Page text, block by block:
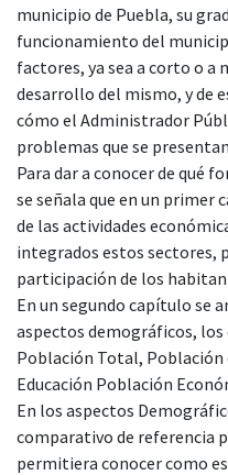
municipio de Puebla, su
funcionamiento del
factores, ya sea a corto o a
desarrollo del mismo, y de
cómo el Administrador
problemas que se
​Para dar a conocer de qué
se señala que en un primer
de las actividades
integrados estos sectores,
participación de los
​En un segundo capítulo se
aspectos demográficos, los
Población Total, Población
Educación Población
​En los aspectos
comparativo de referencia
permitiera conocer como